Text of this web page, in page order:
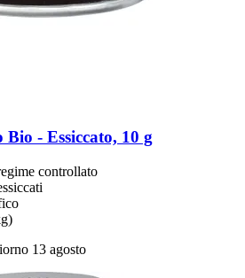
Bio -​ Essiccato, 10 g
controllato
13 agosto